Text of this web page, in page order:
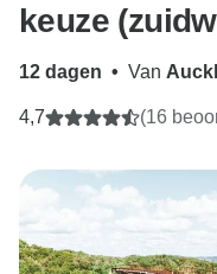
keuze
12 dagen • Van
4,7 (16